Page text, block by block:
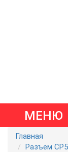
МЕНЮ
Главная
Разъем